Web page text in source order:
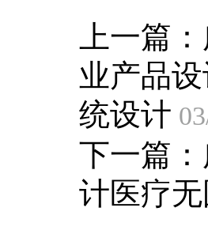
上一篇：
业产品
统设计
下一篇：
计医疗